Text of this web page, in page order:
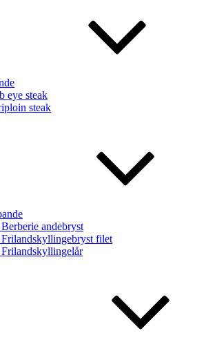
eye steak
steak
andebryst
filet